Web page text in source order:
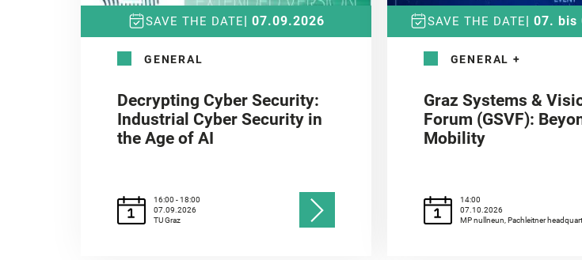
SAVE THE DATE| 07.09.2026
GENERAL
Decrypting Cyber Security:
Industrial Cyber Security in
the Age of AI
16:00 - 18:00
07.09.2026
TU Graz
SAVE THE DATE| 07. bis
GENERAL +
Graz Systems &
Forum (GSVF):
Mobility
14:00
07.10.2026
MP nullneun, Pachleitner